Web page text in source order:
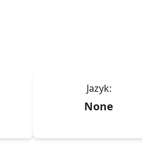
Jazyk:
None